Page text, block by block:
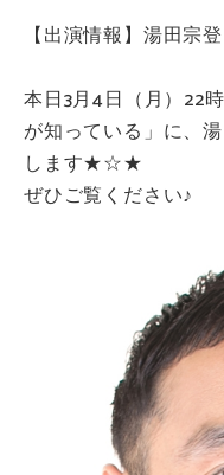
【出演情報】湯田宗
本日3月4日（月）22
が知っている」に、
します★☆★
ぜひご覧ください♪